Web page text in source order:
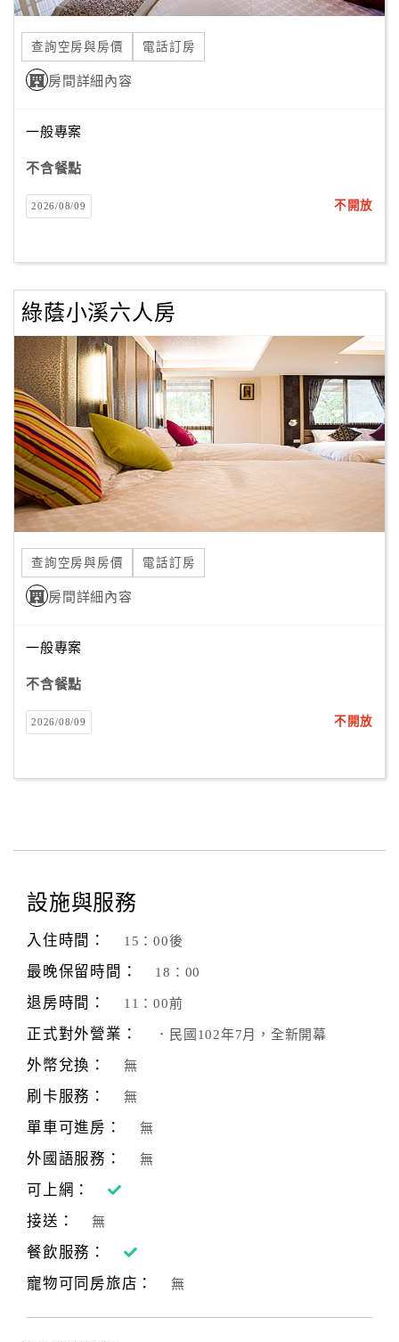
合
作
提
案
店
作
商
合
作
旅
伴
計
劃
品
宣
傳
查詢空房與房價 電話訂房
房間詳細內容
一般專案
不含餐點
2026/08/09 不開放
綠蔭小溪六人房
查詢空房與房價 電話訂房
房間詳細內容
一般專案
不含餐點
2026/08/09 不開放
設施與服務
入住時間： 15：00後
最晚保留時間： 18：00
退房時間： 11：00前
正式對外營業： ．民國102年7月，全新開幕
外幣兌換： 無
刷卡服務： 無
單車可進房： 無
外國語服務： 無
可上網：
接送：
無
餐飲服務：
寵物可同房旅店：
無